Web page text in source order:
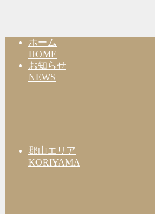
ホーム
HOME
お知らせ
NEWS
郡山エリア
KORIYAMA